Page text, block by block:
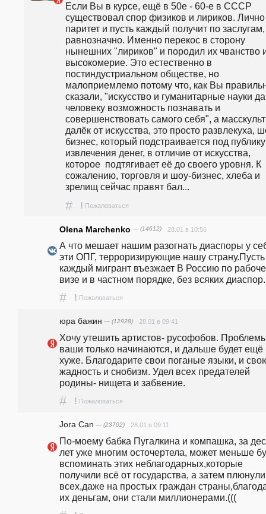
Если Вы в курсе, ещё в 50е - 60-е в СССР
существовал спор физиков и лириков. Лично
паритет и пусть каждый получит по
равнозначно. Именно перекос в сторону
нынешних "лириков" и породил их чванство
высокомерие. Это естественно в
постиндустриальном обществе, но
малоприемлемо потому что, как Вы
сказали, "искусство и гуманитарные науки
человеку возможность познавать и
совершенствовать самого себя", а масскульт
далёк от искусства, это просто развлекуха,
бизнес, который подстраивается под
извлечения денег, в отличие от искусства,
которое  подтягивает её до своего уровня. К
сожалению, торговля и шоу-бизнес, хлеба и
зрелищ сейчас правят бал...
# ! Пожаловаться
Olena Marchenko — (14612) 28.01 в 10:56
А что мешает нашим разогнать диаспоры у
эти ОПГ, терроризирующие нашу страну.Пусть
каждый мигрант въезжает В Россию по
визе и в частном порядке, без всяких диаспор.
# ! Пожаловаться
юра бажин — (12928) 28.01 в 09:41
Хочу утешить артистов- русофобов.
ваши только начинаются, и дальше будет ещё
хуже. Благодарите свои поганые языки, и
жадность и снобизм. Удел всех предателей
родины- нищета и забвение.
# ! Пожаловаться
Jora Can — (23702) 28.01 в 09:11
По-моему бабка Пугалкина и компашка, за
лет уже многим осточертела, может меньше
вспоминать этих неблагодарных,которые
получили всё от государства, а затем
всех,даже на простых граждан
их деньгам, они стали миллионерами.(((